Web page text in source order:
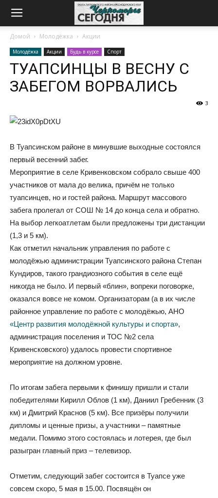
Домой Молодёжка Акции
Молодёжка Акции Будь в курсе Спорт
ТУАПСИНЦЫ В ВЕСНУ С
ЗАБЕГОМ ВОРВАЛИСЬ
3
В Туапсинском районе в минувшие выходные состоялся
первый весенний забег.
Мероприятие в селе Кривенковском собрало свыше 400
участников от мала до велика, причём не только
туапсинцев, но и гостей района. Маршрут массового
забега пролегал от СОШ № 14 до конца села и обратно.
На выбор легкоатлетам были предложены три дистанции
(1,3 и 5 км).
Как отметил начальник управления по работе с
молодёжью администрации Туапсинского района Степан
Кундиров, такого грандиозного события в селе ещё
никогда не было. И первый «блин», вопреки поговорке,
оказался вовсе не комом. Организаторам (а в их числе
районное управление по работе с молодёжью, АНО
«Центр развития молодёжной культуры и спорта»,
администрация поселения и ТОС №2 села
Кривенсковского) удалось провести спортивное
мероприятие на должном уровне.
По итогам забега первыми к финишу пришли и стали
победителями Кирилл Облов (1 км), Даниил Гребенник (3
км) и Дмитрий Краснов (5 км). Все призёры получили
дипломы и ценные призы, а участники – памятные
медали. Помимо этого состоялась и лотерея, где был
разыгран главный приз – телевизор.
Отметим, следующий забег состоится в Туапсе уже
совсем скоро, 5 мая в 15.00. Посвящён он